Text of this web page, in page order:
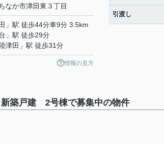
なか市津田東 ３丁目
」駅 徒歩44分車9分 3.5km
」駅 徒歩29分
津田 」駅 徒歩31分
情報の見方
引渡し
築戸建 2号棟で募集中の物件